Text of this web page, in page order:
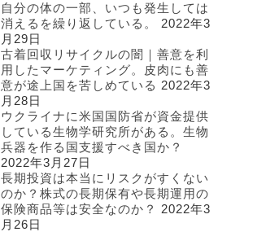
自分の体の一部、いつも発生しては
消えるを繰り返している。
2022年3
月29日
古着回収リサイクルの闇｜善意を利
用したマーケティング。皮肉にも善
意が途上国を苦しめている 2022年3
月28日
ウクライナに米国国防省が資金提供
している生物学研究所がある。生物
兵器を作る国支援すべき国か？
2022年3月27日
長期投資は本当にリスクがすくない
のか？株式の長期保有や長期運用の
保険商品等は安全なのか？
2022年3
月26日